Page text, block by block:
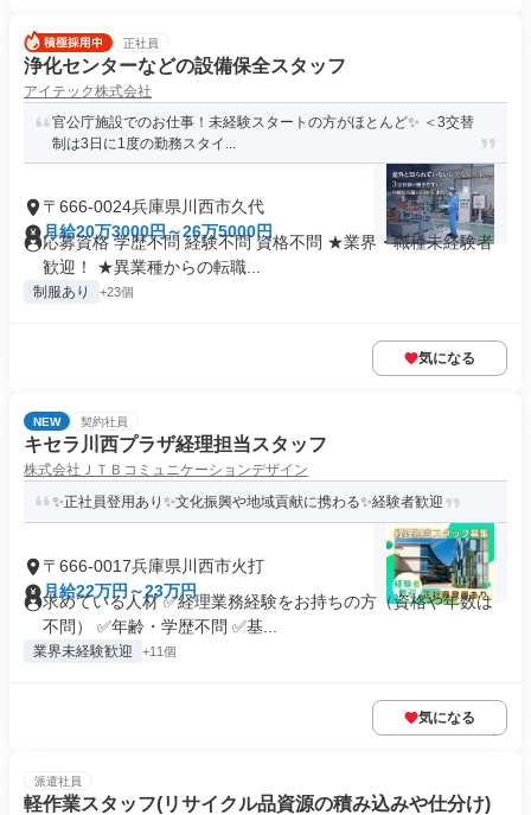
正社員
浄化センターなどの設備保全スタッフ
アイテック株式会社
官公庁施設でのお仕事！未経験スタートの方がほとんど✨️ ＜3交替
制は3日に1度の勤務スタイ...
〒666-0024兵庫県川西市久代
月給20万3000円～26万5000円
応募資格 学歴不問 経験不問 資格不問 ★業界・職種未経験者
歓迎！ ★異業種からの転職...
制服あり +23個
気になる
NEW 契約社員
キセラ川西プラザ経理担当スタッフ
株式会社ＪＴＢコミュニケーションデザイン
✨正社員登用あり✨文化振興や地域貢献に携わる✨経験者歓迎
〒666-0017兵庫県川西市火打
月給22万円～23万円
求めている人材 ✅経理業務経験をお持ちの方（資格や年数は
不問） ✅年齢・学歴不問 ✅基...
業界未経験歓迎 +11個
気になる
派遣社員
軽作業スタッフ(リサイクル品資源の積み込みや仕分け)